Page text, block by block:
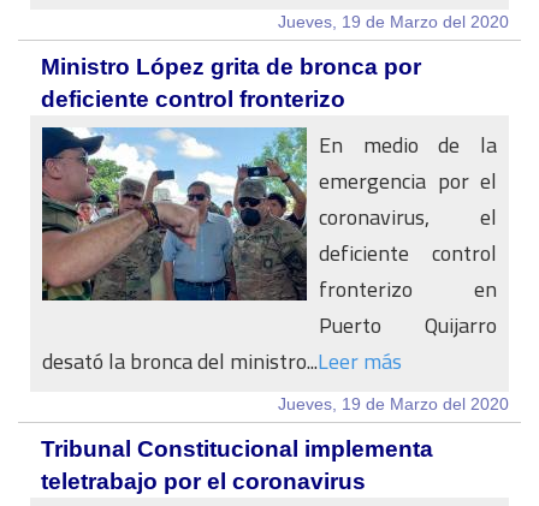
Jueves, 19 de Marzo del 2020
Ministro López grita de bronca por
deficiente control fronterizo
En medio de la
emergencia por el
coronavirus, el
deficiente control
fronterizo en
Puerto Quijarro
desató la bronca del ministro...Leer más
Jueves, 19 de Marzo del 2020
Tribunal Constitucional implementa
teletrabajo por el coronavirus